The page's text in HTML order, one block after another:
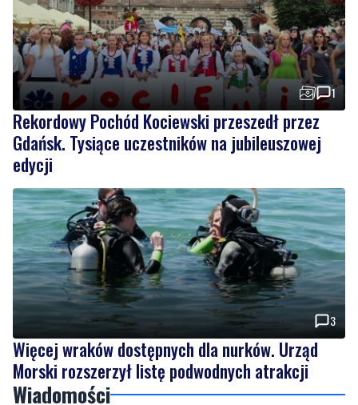
1
Rekordowy Pochód Kociewski przeszedł przez
Gdańsk. Tysiące uczestników na jubileuszowej
edycji
3
Więcej wraków dostępnych dla nurków. Urząd
Morski rozszerzył listę podwodnych atrakcji
Wiadomości
NOWE sobota, 8 sierpnia 2026
Ochrona przyrody w praktyce. Uczestnicy
usuwali inwazyjne rośliny